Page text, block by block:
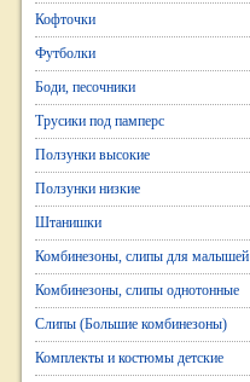
Кофточки
Футболки
Боди, песочники
Трусики под памперс
Ползунки высокие
Ползунки низкие
Штанишки
Комбинезоны, слипы для малышей
Комбинезоны, слипы однотонные
Слипы (Большие комбинезоны)
Комплекты и костюмы детские